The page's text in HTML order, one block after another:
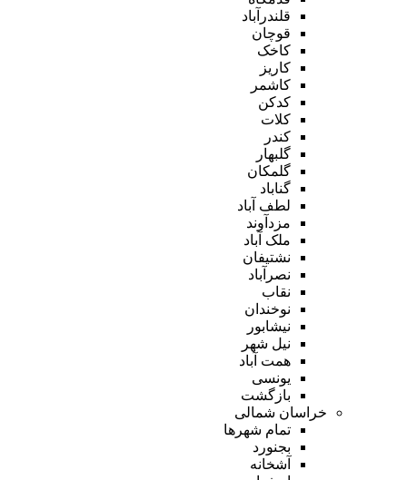
قلندرآباد
قوچان
کاخک
کاریز
کاشمر
کدکن
کلات
کندر
گلبهار
گلمکان
گناباد
لطف آباد
مزدآوند
ملک آباد
نشتیفان
نصرآباد
نقاب
نوخندان
نیشابور
نیل شهر
همت آباد
یونسی
بازگشت
خراسان شمالی
تمام شهر‌ها
بجنورد
آشخانه